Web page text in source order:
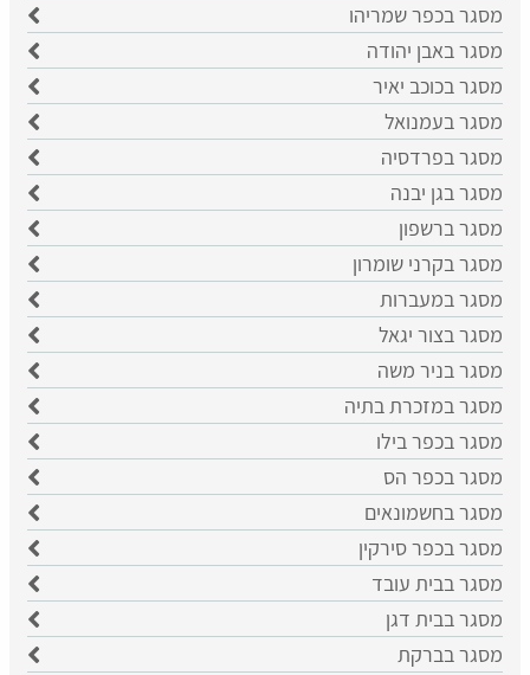
מסגר בכפר שמריהו
מסגר באבן יהודה
מסגר בכוכב יאיר
מסגר בעמנואל
מסגר בפרדסיה
מסגר בגן יבנה
מסגר ברשפון
מסגר בקרני שומרון
מסגר במעברות
מסגר בצור יגאל
מסגר בניר משה
מסגר במזכרת בתיה
מסגר בכפר בילו
מסגר בכפר הס
מסגר בחשמונאים
מסגר בכפר סירקין
מסגר בבית עובד
מסגר בבית דגן
מסגר בברקת